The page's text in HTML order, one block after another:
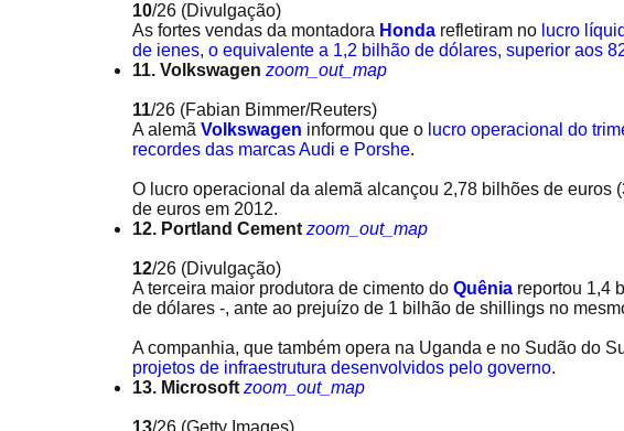
10/26 (Divulgação)
As fortes vendas da montadora Honda refletiram no lucro
de ienes, o equivalente a 1,2 bilhão de dólares, superior aos
11. Volkswagen zoom_out_map
11/26 (Fabian Bimmer/Reuters)
A alemã Volkswagen informou que o lucro operacional do
recordes das marcas Audi e Porshe.
O lucro operacional da alemã alcançou 2,78 bilhões de euros
de euros em 2012.
12. Portland Cement zoom_out_map
12/26 (Divulgação)
A terceira maior produtora de cimento do Quênia reportou 1,4
de dólares -, ante ao prejuízo de 1 bilhão de shillings no
A companhia, que também opera na Uganda e no Sudão do
projetos de infraestrutura desenvolvidos pelo governo.
13. Microsoft zoom_out_map
13/26 (Getty Images)